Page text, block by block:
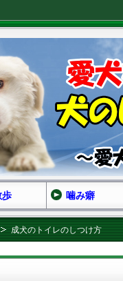
成犬のトイレのしつけ方
歩 噛み癖